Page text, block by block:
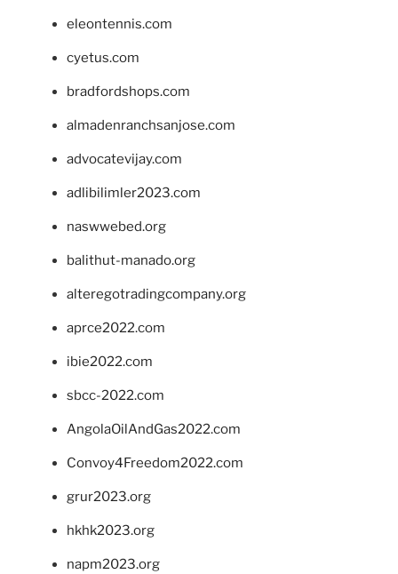
eleontennis.com
cyetus.com
bradfordshops.com
almadenranchsanjose.com
advocatevijay.com
adlibilimler2023.com
naswwebed.org
balithut-manado.org
alteregotradingcompany.org
aprce2022.com
ibie2022.com
sbcc-2022.com
AngolaOilAndGas2022.com
Convoy4Freedom2022.com
grur2023.org
hkhk2023.org
napm2023.org